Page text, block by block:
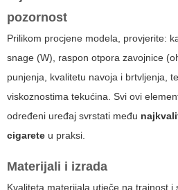
pozornost
Prilikom procjene modela, provjerite:
snage (W), raspon otpora zavojnice
punjenja, kvalitetu navoja i brtvljenja,
viskoznostima tekućina. Svi ovi
određeni uređaj svrstati među
cigarete u praksi.
Materijali i izrada
Kvaliteta materijala utječe na trajnost i